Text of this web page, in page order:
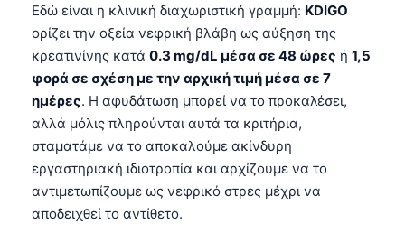
Εδώ είναι η κλινική διαχωριστική γραμμή: KDIGO
ορίζει την οξεία νεφρική βλάβη ως αύξηση της
κρεατινίνης κατά 0.3 mg/dL μέσα σε 48 ώρες ή 1,5
φορά σε σχέση με την αρχική τιμή μέσα σε 7
ημέρες. Η αφυδάτωση μπορεί να το προκαλέσει,
αλλά μόλις πληρούνται αυτά τα κριτήρια,
σταματάμε να το αποκαλούμε ακίνδυρη
εργαστηριακή ιδιοτροπία και αρχίζουμε να το
αντιμετωπίζουμε ως νεφρικό στρες μέχρι να
αποδειχθεί το αντίθετο.